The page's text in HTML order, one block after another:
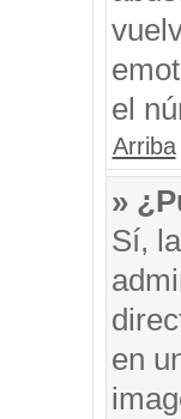
el
Arriba
»
Sí,
en